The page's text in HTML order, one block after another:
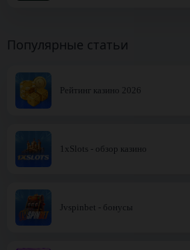
Популярные статьи
Рейтинг казино 2026
1xSlots - обзор казино
Jvspinbet - бонусы